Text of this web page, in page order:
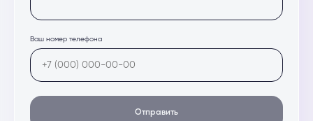
Ваш номер телефона
Отправить